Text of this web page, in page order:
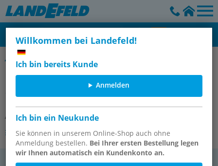
Willkommen bei Landefeld!
Ich bin bereits Kunde
Anmelden
Ich bin ein Neukunde
Sie können in unserem Online-Shop auch ohne
Anmeldung bestellen. Bei Ihrer ersten Bestellung legen
wir Ihnen automatisch ein Kundenkonto an.
Muffen mit Innenpressende
Pressfitting, Muffe, 28mm innen,
1.4404
Artikelnummer: PMU 28 ES
Andere Varianten des Artikels
MwSt.